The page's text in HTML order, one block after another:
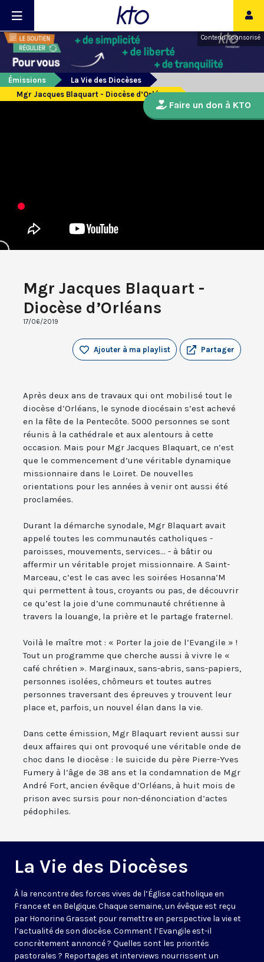
Contenu sponsorisé
Émissions
La Vie des Diocèses
Mgr Jacques Blaquart - Diocèse d’Orléans
Mgr Jacques Blaquart -
Diocèse d’Orléans
17/06/2019
Partager
Ajouter à ma playlist
Après deux ans de travaux qui ont mobilisé tout le
diocèse d’Orléans, le synode diocésain s’est achevé
en la fête de la Pentecôte. 5000 personnes se sont
réunis à la cathédrale et aux alentours à cette
occasion. Mais pour Mgr Jacques Blaquart, ce n’est
que le commencement d’une véritable dynamique
missionnaire dans le Loiret. De nouvelles
orientations pour les années à venir ont aussi été
proclamées.
Durant la démarche synodale, Mgr Blaquart avait
appelé toutes les communautés catholiques -
paroisses, mouvements, services... - à bâtir ou
affermir un véritable projet missionnaire. A Saint-
Marceau, c’est le cas avec les soirées Hosanna’M
qui permettent à tous, croyants ou pas, de découvrir
ce qu’est la joie d’une communauté chrétienne à
travers la louange, la prière et le partage fraternel.
Voilà le maître mot : « Porter la joie de l’Evangile » !
Tout un programme que cherche aussi à vivre le «
café chrétien ». Marginaux, sans-abris, sans-papiers,
personnes isolées, chômeurs et toutes autres
personnes traversant des épreuves y trouvent leur
place et, parfois, un nouvel élan dans la vie.
Dans cette émission, Mgr Blaquart revient aussi sur
deux affaires qui ont provoqué une véritable onde de
choc dans le diocèse : le suicide du père Pierre-Yves
Fumery à l’âge de 38 ans et la condamnation de Mgr
André Fort, ancien évêque d’Orléans, à huit mois de
prison avec sursis pour non-dénonciation d’actes
pédophiles.
La Vie des Diocèses
À la rencontre des forces vives de l’Église catholique en
France et en Belgique. Chaque semaine, un évêque est reçu
par Honorine Grasset pour remettre en perspective la vie et
l’actualité de son diocèse. Comment l’Evangile est-il
concrètement annoncé ? Quelles sont les priorités
pastorales ? Reportages et interviews nourrissent un
Faire un don à KTO